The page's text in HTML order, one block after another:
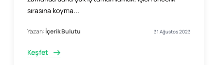
sırasına koyma...
Yazan:İçerik Bulutu 31 Ağustos 2023
Keşfet